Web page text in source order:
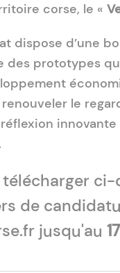
corse, le «
dispose d’une
des prototypes
le
innovante
de
jusqu'au